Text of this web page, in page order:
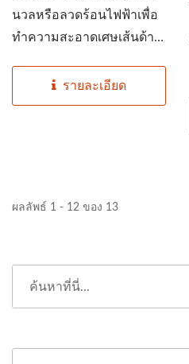
นวลหรือลวดร้อนไฟฟ้าเพื่อ
ทำความสะอาดเศษเส้นด้าย
รายละเอียด
ผลลัพธ์ 1 - 12 ของ 13